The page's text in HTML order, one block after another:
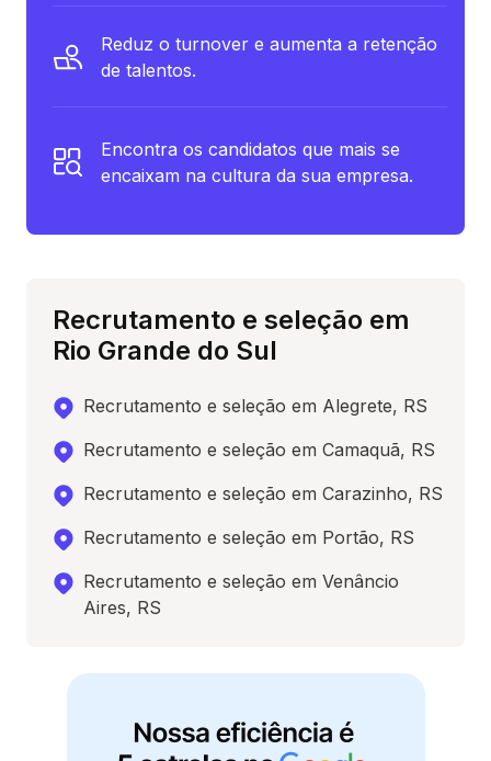
Reduz o turnover e aumenta a retenção
de talentos.
Encontra os candidatos que mais se
encaixam na cultura da sua empresa.
Recrutamento e seleção em
Rio Grande do Sul
Recrutamento e seleção em Alegrete, RS
Recrutamento e seleção em Camaquã, RS
Recrutamento e seleção em Carazinho, RS
Recrutamento e seleção em Portão, RS
Recrutamento e seleção em Venâncio
Aires, RS